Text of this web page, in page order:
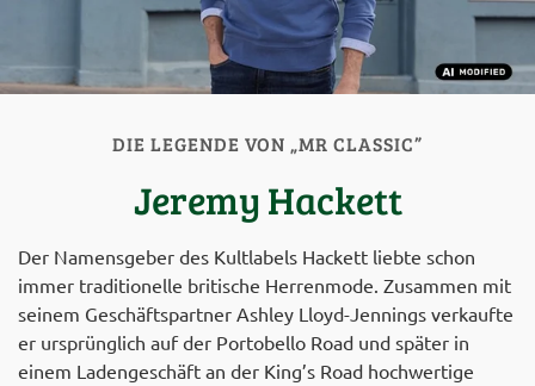
DIE LEGENDE VON „MR CLASSIC”
Jeremy Hackett
Der Namensgeber des Kultlabels Hackett liebte schon
immer traditionelle britische Herrenmode. Zusammen mit
seinem Geschäftspartner Ashley Lloyd-Jennings verkaufte
er ursprünglich auf der Portobello Road und später in
einem Ladengeschäft an der King’s Road hochwertige